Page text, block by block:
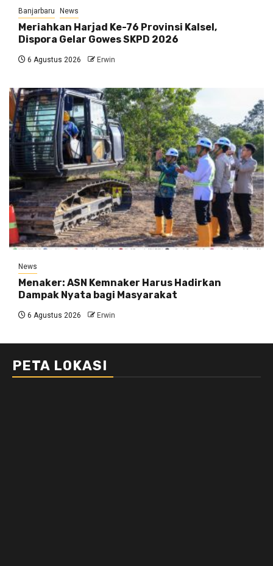
Banjarbaru News
Meriahkan Harjad Ke-76 Provinsi Kalsel,
Dispora Gelar Gowes SKPD 2026
6 Agustus 2026 Erwin
News
Menaker: ASN Kemnaker Harus Hadirkan
Dampak Nyata bagi Masyarakat
6 Agustus 2026 Erwin
PETA LOKASI